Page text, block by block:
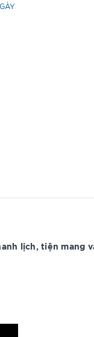
lịch, tiện mang